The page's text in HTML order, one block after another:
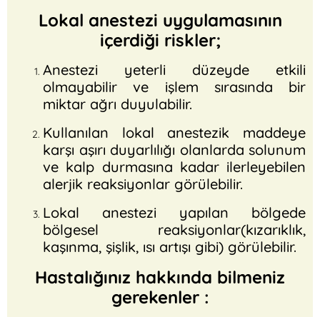
Lokal anestezi uygulamasının
içerdiği riskler;
Anestezi yeterli düzeyde etkili
olmayabilir ve işlem sırasında bir
miktar ağrı duyulabilir.
Kullanılan lokal anestezik maddeye
karşı aşırı duyarlılığı olanlarda solunum
ve kalp durmasına kadar ilerleyebilen
alerjik reaksiyonlar görülebilir.
Lokal anestezi yapılan bölgede
bölgesel reaksiyonlar(kızarıklık,
kaşınma, şişlik, ısı artışı gibi) görülebilir.
Hastalığınız hakkında bilmeniz
gerekenler :